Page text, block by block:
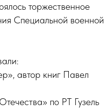
торжественное
Специальной военной
автор книг Павел
по РТ Гузель